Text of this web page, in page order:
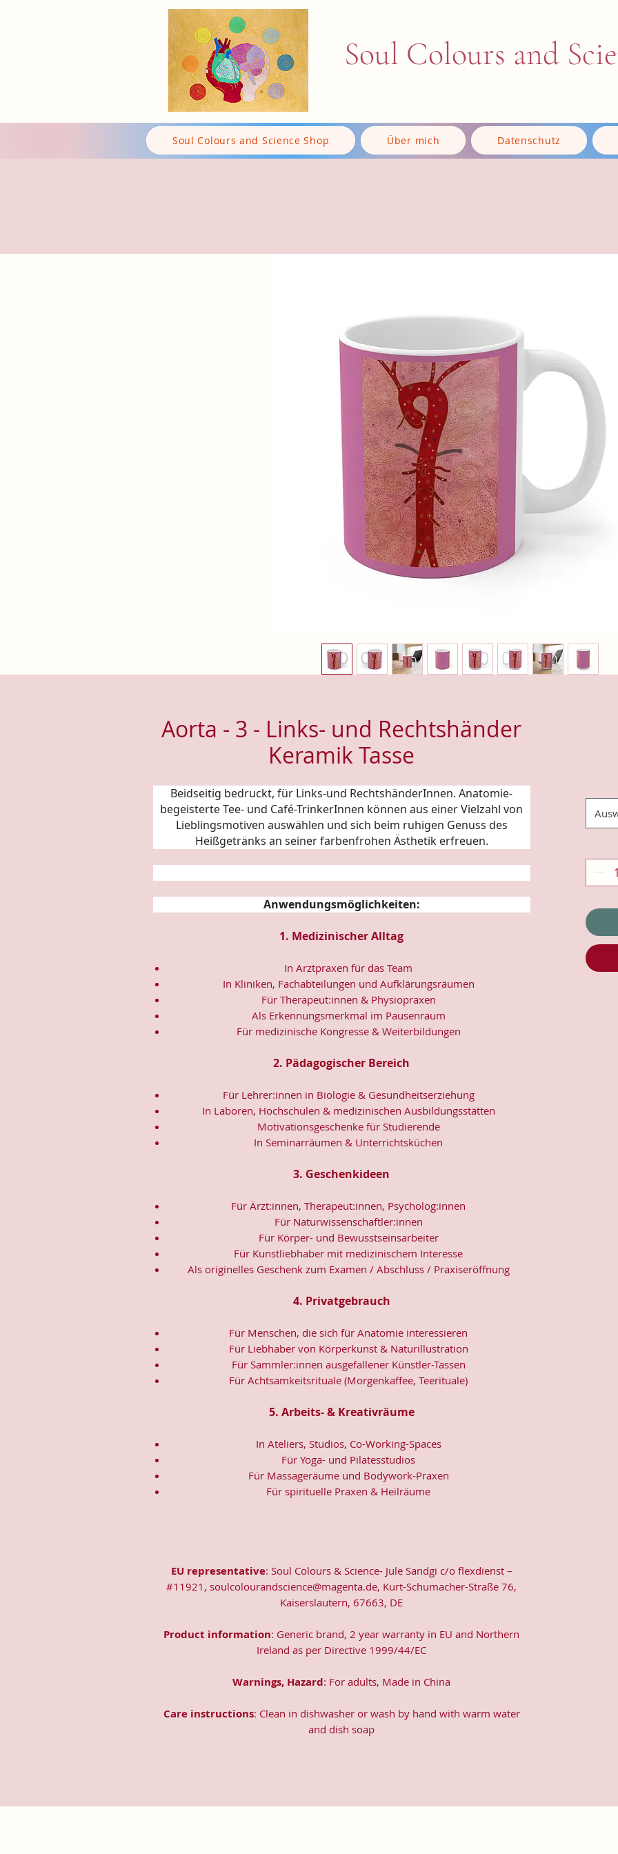
Soul Colours and
Soul Colours and Science Shop Über mich Datenschutz
Aorta - 3 - Links- und Rechtshänder
Keramik Tasse
Beidseitig bedruckt, für Links-und RechtshänderInnen.Anatomie-
begeisterte Tee- und Café-TrinkerInnen können aus einer Vielzahl von
Lieblingsmotiven auswählen und sich beim ruhigen Genuss des
Heißgetränks an seiner farbenfrohen Ästhetik erfreuen.
Anwendungsmöglichkeiten:
1. Medizinischer Alltag
In Arztpraxen für das Team
In Kliniken, Fachabteilungen und Aufklärungsräumen
Für Therapeut:innen & Physiopraxen
Als Erkennungsmerkmal im Pausenraum
Für medizinische Kongresse & Weiterbildungen
2. Pädagogischer Bereich
Für Lehrer:innen in Biologie & Gesundheitserziehung
In Laboren, Hochschulen & medizinischen Ausbildungsstätten
Motivationsgeschenke für Studierende
In Seminarräumen & Unterrichtsküchen
3. Geschenkideen
Für Ärzt:innen, Therapeut:innen, Psycholog:innen
Für Naturwissenschaftler:innen
Für Körper- und Bewusstseinsarbeiter
Für Kunstliebhaber mit medizinischem Interesse
Als originelles Geschenk zum Examen / Abschluss / Praxiseröffnung
4. Privatgebrauch
Für Menschen, die sich fürAnatomie interessieren
Für Liebhaber von Körperkunst & Naturillustration
Für Sammler:innen ausgefallener Künstler-Tassen
Für Achtsamkeitsrituale (Morgenkaffee, Teerituale)
5. Arbeits- & Kreativräume
In Ateliers, Studios, Co-Working-Spaces
Für Yoga- und Pilatesstudios
Für Massageräume und Bodywork-Praxen
Für spirituelle Praxen & Heilräume
EU representative: Soul Colours & Science- Jule Sandgi c/o flexdienst –
#11921, soulcolourandscience@magenta.de, Kurt-Schumacher-Straße 76,
Kaiserslautern, 67663, DE
Product information: Generic brand, 2 year warranty in EU and Northern
Ireland as per Directive 1999/44/EC
Warnings, Hazard: For adults, Made in China
Care instructions: Clean in dishwasher or wash by hand with warm water
and dish soap